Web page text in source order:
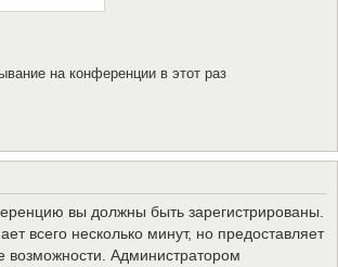
на конференции в этот раз
вы должны быть зарегистрированы.
всего несколько минут, но предоставляет
возможности. Администратором